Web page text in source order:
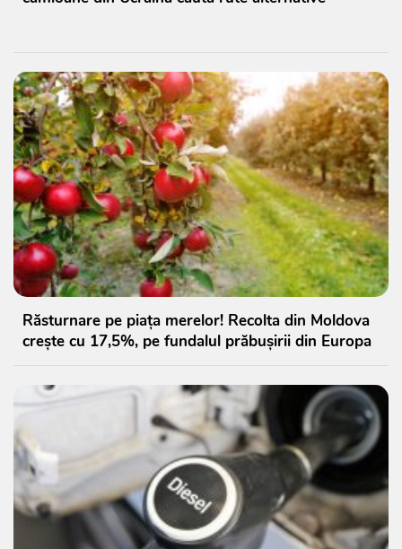
Răsturnare pe piața merelor! Recolta din Moldova
crește cu 17,5%, pe fundalul prăbușirii din Europa